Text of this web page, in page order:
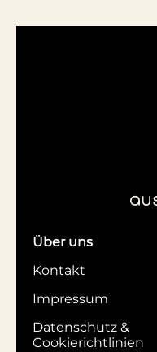
Über uns
Kontakt
Impressum
Datenschutz &
Cookierichtlinien